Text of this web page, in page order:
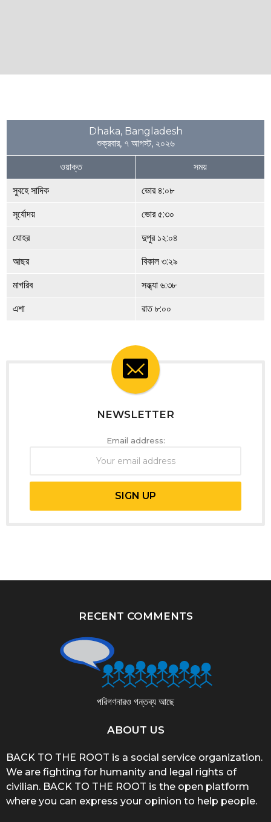
Dhaka, Bangladesh
শুক্রবার, ৭ আগস্ট, ২০২৬
ওয়াক্ত সময়
সুবহে সাদিক ভোর ৪:০৮
সূর্যোদয় ভোর ৫:৩০
যোহর দুপুর ১২:০৪
আছর বিকাল ৩:২৯
মাগরিব সন্ধ্যা ৬:৩৮
এশা রাত ৮:০০
NEWSLETTER
Email address:
RECENT COMMENTS
পরিগণনারও গন্তব্য আছে
ABOUT US
BACK TO THE ROOT is a social service organization.
We are fighting for humanity and legal rights of
civilian. BACK TO THE ROOT is the open platform
where you can express your opinion to help people.